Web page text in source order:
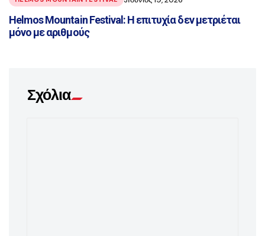
Helmos Mountain Festival: Η επιτυχία δεν μετριέται
μόνο με αριθμούς
Σχόλια